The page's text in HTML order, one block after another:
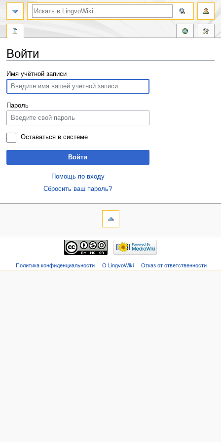
Войти
Перейти
навигации
Перейти
поиску
Имя учётной записи
Пароль
Оставаться в системе
Войти
Помощь по входу
Сбросить ваш пароль?
Политика конфиденциальности О LingvoWiki Отказ от ответственности